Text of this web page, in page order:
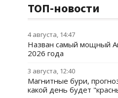
ТОП-новости
4 августа, 14:47
Назван самый мощный
2026 года
3 августа, 12:40
Магнитные бури,
какой день будет